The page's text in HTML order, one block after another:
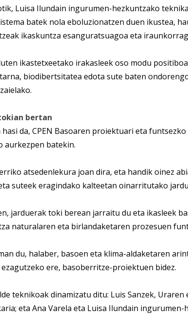
Luisa Ilundain ingurumen-hezkuntzako
batek nola eboluzionatzen duen ikustea,
ikaskuntza esanguratsuagoa eta
ikastetxeetako irakasleek oso modu
biodibertsitatea edota sute baten
bertan
hasi da, CPEN Basoaren proiektuari eta
batekin.
atsedenlekura joan dira, eta handik oinez
suteek eragindako kalteetan oinarritutako
jarduerak toki berean jarraitu du eta ikasleek
naturalaren eta birlandaketaren prozesuen
du, halaber, basoen eta klima-aldaketaren
ere, basoberritze-proiektuen bidez.
teknikoak dinamizatu ditu: Luis Sanzek,
eta Ana Varela eta Luisa Ilundain